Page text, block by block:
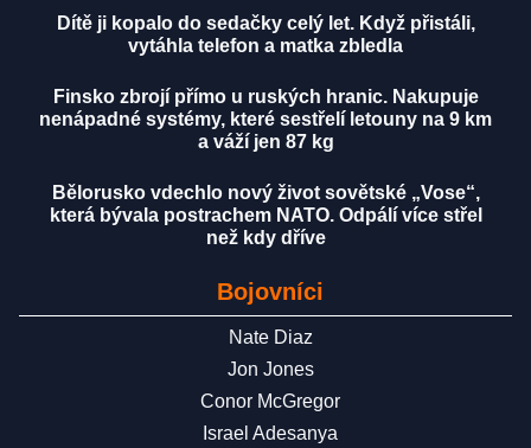
Dítě ji kopalo do sedačky celý let. Když přistáli,
vytáhla telefon a matka zbledla
Finsko zbrojí přímo u ruských hranic. Nakupuje
nenápadné systémy, které sestřelí letouny na 9 km
a váží jen 87 kg
Bělorusko vdechlo nový život sovětské „Vose“,
která bývala postrachem NATO. Odpálí více střel
než kdy dříve
Bojovníci
Nate Diaz
Jon Jones
Conor McGregor
Israel Adesanya